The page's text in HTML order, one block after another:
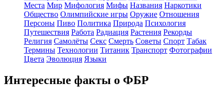
Места Мир Мифология Мифы Названия Наркотики
Общество Олимпийские игры Оружие Отношения
Персоны Пиво Политика Природа Психология
Путешествия Работа Радиация Растения Рекорды
Религия Самолёты Секс Смерть Советы Спорт Табак
Термины Технологии Титаник Транспорт Фотографии
Цвета Эволюция Языки
Интересные факты о ФБР